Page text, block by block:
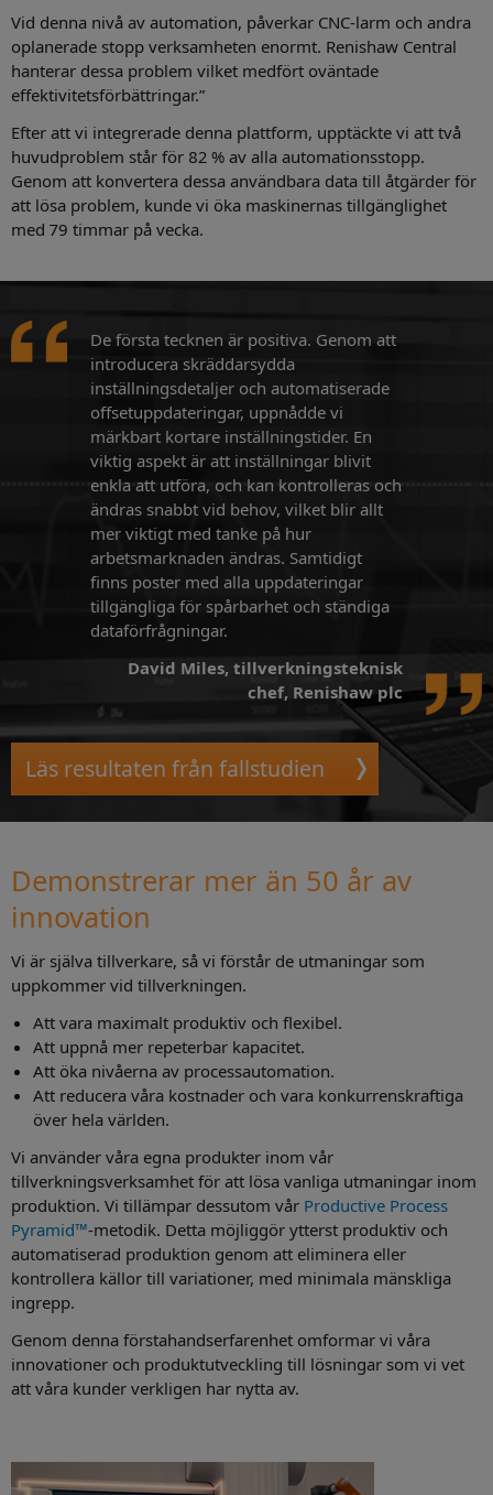
Vid denna nivå av automation, påverkar CNC-larm och andra
oplanerade stopp verksamheten enormt. Renishaw Central
hanterar dessa problem vilket medfört oväntade
effektivitetsförbättringar.”
Efter att vi integrerade denna plattform, upptäckte vi att två
huvudproblem står för 82 % av alla automationsstopp.
Genom att konvertera dessa användbara data till åtgärder för
att lösa problem, kunde vi öka maskinernas tillgänglighet
med 79 timmar på vecka.
De första tecknen är positiva. Genom att
introducera skräddarsydda
inställningsdetaljer och automatiserade
offsetuppdateringar, uppnådde vi
märkbart kortare inställningstider. En
viktig aspekt är att inställningar blivit
enkla att utföra, och kan kontrolleras och
ändras snabbt vid behov, vilket blir allt
mer viktigt med tanke på hur
arbetsmarknaden ändras. Samtidigt
finns poster med alla uppdateringar
tillgängliga för spårbarhet och ständiga
dataförfrågningar.
David Miles, tillverkningsteknisk
chef, Renishaw plc
Läs resultaten från fallstudien
Demonstrerar mer än 50 år av
innovation
Vi är själva tillverkare, så vi förstår de utmaningar som
uppkommer vid tillverkningen.
Att vara maximalt produktiv och flexibel.
Att uppnå mer repeterbar kapacitet.
Att öka nivåerna av processautomation.
Att reducera våra kostnader och vara konkurrenskraftiga
över hela världen.
Vi använder våra egna produkter inom vår
tillverkningsverksamhet för att lösa vanliga utmaningar inom
produktion. Vi tillämpar dessutom vår Productive Process
Pyramid™-metodik. Detta möjliggör ytterst produktiv och
automatiserad produktion genom att eliminera eller
kontrollera källor till variationer, med minimala mänskliga
ingrepp.
Genom denna förstahandserfarenhet omformar vi våra
innovationer och produktutveckling till lösningar som vi vet
att våra kunder verkligen har nytta av.